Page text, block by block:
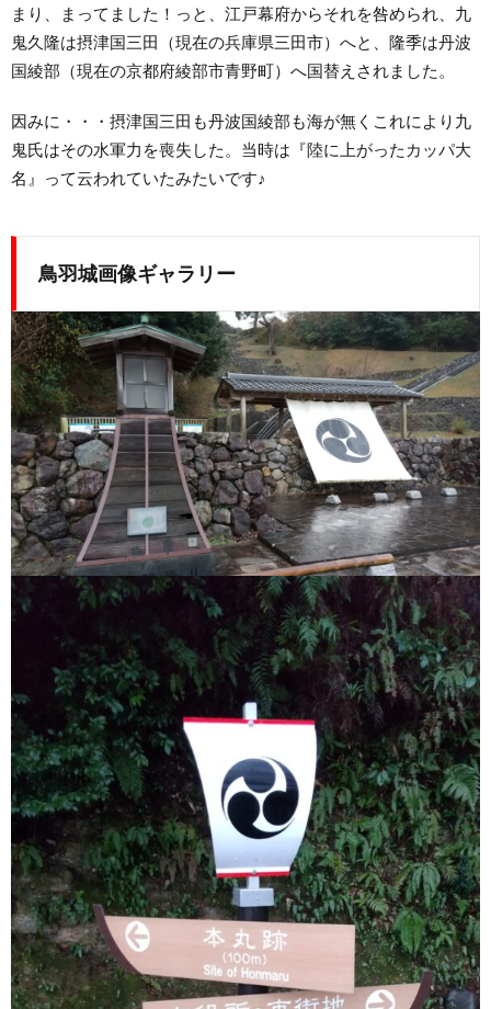
まり、まってました！っと、江戸幕府からそれを咎められ、九
鬼久隆は摂津国三田（現在の兵庫県三田市）へと、隆季は丹波
国綾部（現在の京都府綾部市青野町）へ国替えされました。
因みに・・・摂津国三田も丹波国綾部も海が無くこれにより九
鬼氏はその水軍力を喪失した。当時は『陸に上がったカッパ大
名』って云われていたみたいです♪
鳥羽城画像ギャラリー